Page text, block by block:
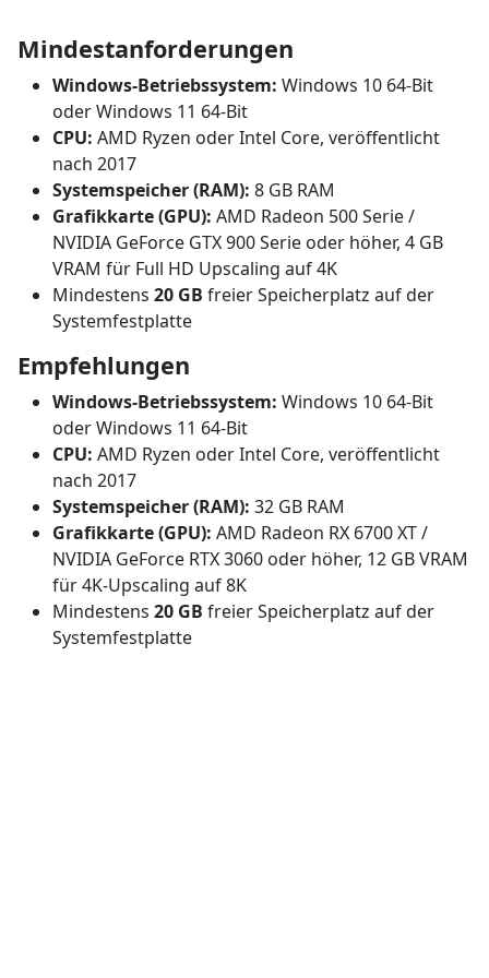
Mindestanforderungen
Windows-Betriebssystem: Windows 10 64-Bit
oder Windows 11 64-Bit
CPU: AMD Ryzen oder Intel Core, veröffentlicht
nach 2017
Systemspeicher (RAM): 8 GB RAM
Grafikkarte (GPU): AMD Radeon 500 Serie /
NVIDIA GeForce GTX 900 Serie oder höher, 4 GB
VRAM für Full HD Upscaling auf 4K
Mindestens 20 GB freier Speicherplatz auf der
Systemfestplatte
Empfehlungen
Windows-Betriebssystem: Windows 10 64-Bit
oder Windows 11 64-Bit
CPU: AMD Ryzen oder Intel Core, veröffentlicht
nach 2017
Systemspeicher (RAM): 32 GB RAM
Grafikkarte (GPU): AMD Radeon RX 6700 XT /
NVIDIA GeForce RTX 3060 oder höher, 12 GB VRAM
für 4K-Upscaling auf 8K
Mindestens 20 GB freier Speicherplatz auf der
Systemfestplatte